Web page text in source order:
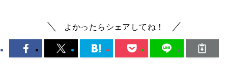
よかったらシェアしてね！